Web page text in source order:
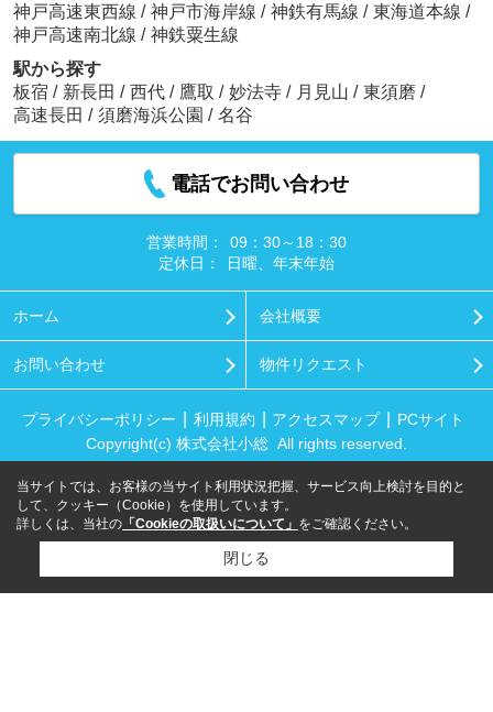
神戸高速東西線 / 神戸市海岸線 / 神鉄有馬線 / 東海道本線 /
神戸高速南北線 / 神鉄粟生線
駅から探す
板宿 / 新長田 / 西代 / 鷹取 / 妙法寺 / 月見山 / 東須磨 /
高速長田 / 須磨海浜公園 / 名谷
電話でお問い合わせ
営業時間：
09：30～18：30
定休日：
日曜、年末年始
ホーム 会社概要
お問い合わせ 物件リクエスト
プライバシーポリシー 利用規約 アクセスマップ
PCサイト
Copyright(c) 株式会社小総 All rights reserved.
当サイトでは、お客様の当サイト利用状況把握、サービス向上検討を目的と
して、クッキー（Cookie）を使用しています。
詳しくは、当社の 「Cookieの取扱いについて」 をご確認ください。
閉じる